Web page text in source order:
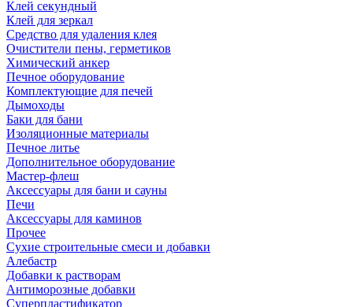
Клей секундный
Клей для зеркал
Средство для удаления клея
Очистители пены, герметиков
Химический анкер
Печное оборудование
Комплектующие для печей
Дымоходы
Баки для бани
Изоляционные материалы
Печное литье
Дополнительное оборудование
Мастер-флеш
Аксессуары для бани и сауны
Печи
Аксессуары для каминов
Прочее
Сухие строительные смеси и добавки
Алебастр
Добавки к растворам
Антиморозные добавки
Суперпластификатор